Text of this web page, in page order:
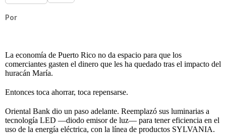
Por
La economía de Puerto Rico no da espacio para que los
comerciantes gasten el dinero que les ha quedado tras el impacto del
huracán María.
Entonces toca ahorrar, toca repensarse.
Oriental Bank dio un paso adelante. Reemplazó sus luminarias a
tecnología LED —diodo emisor de luz— para tener eficiencia en el
uso de la energía eléctrica, con la línea de productos SYLVANIA.